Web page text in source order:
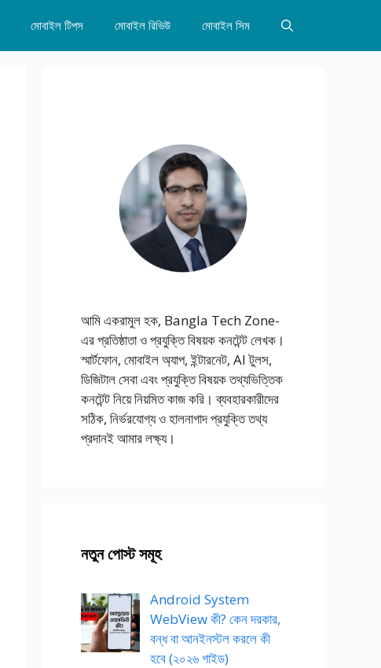
মোবাইল টিপস মোবাইল রিভিউ মোবাইল সিম
আমি একরামুল হক, Bangla Tech Zone-
এর প্রতিষ্ঠাতা ও প্রযুক্তি বিষয়ক কনটেন্ট লেখক।
স্মার্টফোন, মোবাইল অ্যাপ, ইন্টারনেট, AI টুলস,
ডিজিটাল সেবা এবং প্রযুক্তি বিষয়ক তথ্যভিত্তিক
কনটেন্ট নিয়ে নিয়মিত কাজ করি। ব্যবহারকারীদের
সঠিক, নির্ভরযোগ্য ও হালনাগাদ প্রযুক্তি তথ্য
প্রদানই আমার লক্ষ্য।
নতুন পোস্ট সমূহ
Android System
WebView কী? কেন দরকার,
বন্ধ বা আনইনস্টল করলে কী
হবে (২০২৬ গাইড)